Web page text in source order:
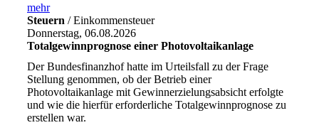
mehr
Steuern / Einkommensteuer
Donnerstag, 06.08.2026
Totalgewinnprognose einer Photovoltaikanlage
Der Bundesfinanzhof hatte im Urteilsfall zu der Frage
Stellung genommen, ob der Betrieb einer
Photovoltaikanlage mit Gewinnerzielungsabsicht erfolgte
und wie die hierfür erforderliche Totalgewinnprognose zu
erstellen war.